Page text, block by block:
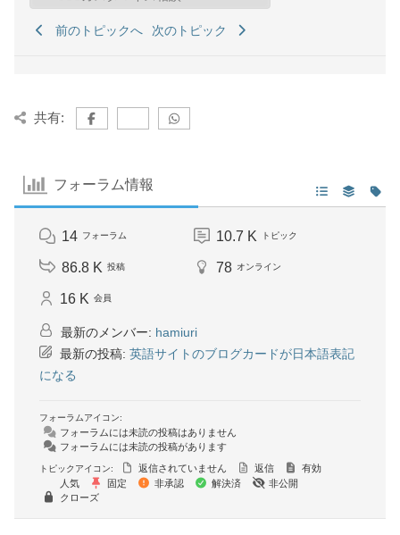
前のトピックへ 次のトピック
共有:
フォーラム情報
14 フォーラム 10.7 K トピック
86.8 K 投稿 78 オンライン
16 K 会員
最新のメンバー: hamiuri
最新の投稿: 英語サイトのブログカードが日本語表記
になる
フォーラムアイコン:
フォーラムには未読の投稿はありません
フォーラムには未読の投稿があります
トピックアイコン: 返信されていません 返信
有効
人気
固定 非承認 解決済
非公開
クローズ